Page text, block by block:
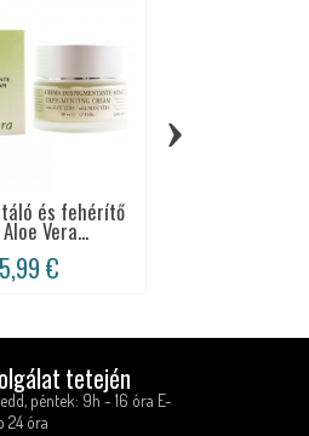
és fehérítő
Vera...
€
›
tetején
péntek: 9h - 16 óra E-
24 óra